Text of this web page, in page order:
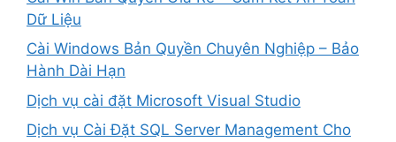
Dữ Liệu
Cài Windows Bản Quyền Chuyên Nghiệp – Bảo
Hành Dài Hạn
Dịch vụ cài đặt Microsoft Visual Studio
Dịch vụ Cài Đặt SQL Server Management Cho